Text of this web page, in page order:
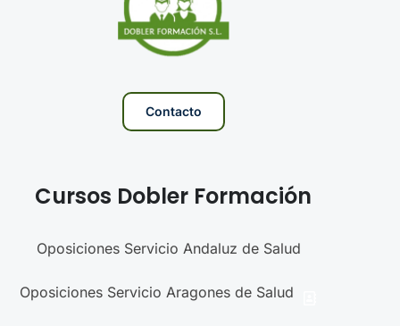
Contacto
Cursos Dobler Formación
Oposiciones Servicio Andaluz de Salud
Oposiciones Servicio Aragones de Salud